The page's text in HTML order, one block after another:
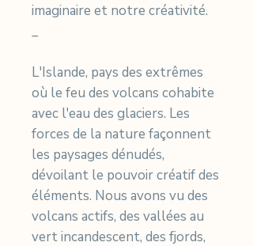
imaginaire et notre créativité.
L'Islande, pays des extrêmes
où le feu des volcans cohabite
avec l'eau des glaciers. Les
forces de la nature façonnent
les paysages dénudés,
dévoilant le pouvoir créatif des
éléments. Nous avons vu des
volcans actifs, des vallées au
vert incandescent, des fjords,